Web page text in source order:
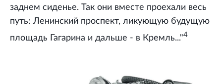
заднем сиденье. Так они вместе проехали весь
путь: Ленинский проспект, ликующую будущую
площадь Гагарина и дальше - в Кремль..."4